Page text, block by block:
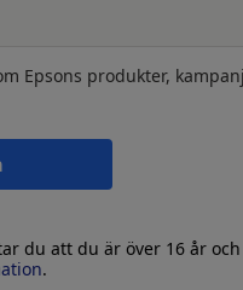
Epsons produkter,
du att du är över 16 år och
.